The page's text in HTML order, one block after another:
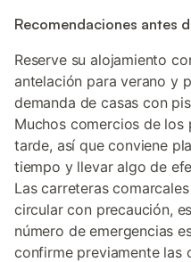
Recomendaciones antes
Reserve su alojamiento
antelación para verano y
demanda de casas con
Muchos comercios de los
tarde, así que conviene
tiempo y llevar algo de
Las carreteras
circular con precaución,
número de emergencias
confirme previamente las